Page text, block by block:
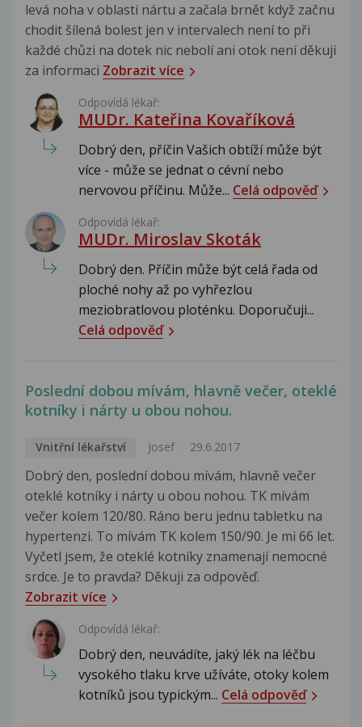
levá noha v oblasti nártu a začala brnět když začnu
chodit šílená bolest jen v intervalech není to při
každé chůzi na dotek nic nebolí ani otok není děkuji
za informaci Zobrazit více
Odpovídá lékař:
MUDr. Kateřina Kovaříková
Dobrý den, příčin Vašich obtíží může být
více - může se jednat o cévní nebo
nervovou příčinu. Může... Celá odpověď
Odpovídá lékař:
MUDr. Miroslav Skoták
Dobrý den. Příčin může být celá řada od
ploché nohy až po vyhřezlou
meziobratlovou ploténku. Doporučuji...
Celá odpověď
Poslední dobou mívám, hlavně večer, oteklé
kotníky i nárty u obou nohou.
Vnitřní lékařství Josef 29.6.2017
Dobrý den, poslední dobou mívám, hlavně večer
oteklé kotníky i nárty u obou nohou. TK mívám
večer kolem 120/80. Ráno beru jednu tabletku na
hypertenzi. To mívám TK kolem 150/90. Je mi 66 let.
Vyčetl jsem, že oteklé kotníky znamenají nemocné
srdce. Je to pravda? Děkuji za odpověď.
Zobrazit více
Odpovídá lékař:
Dobrý den, neuvádíte, jaký lék na léčbu
vysokého tlaku krve užíváte, otoky kolem
kotníků jsou typickým... Celá odpověď